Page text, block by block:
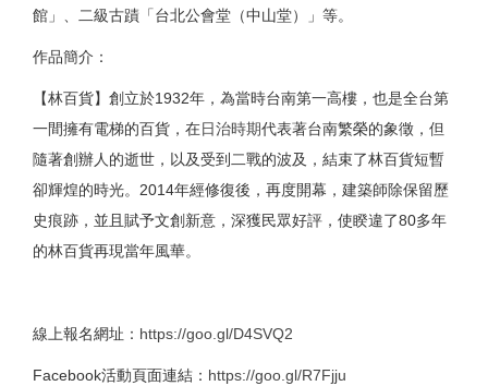
館」、二級古蹟「台北公會堂（中山堂）」等。
作品簡介：
【林百貨】創立於1932年，為當時台南第一高樓，也是全台第
一間擁有電梯的百貨，在日治時期代表著台南繁榮的象徵，但
隨著創辦人的逝世，以及受到二戰的波及，結束了林百貨短暫
卻輝煌的時光。2014年經修復後，再度開幕，建築師除保留歷
史痕跡，並且賦予文創新意，深獲民眾好評，使睽違了80多年
的林百貨再現當年風華。
線上報名網址： https://goo.gl/D4SVQ2
Facebook活動頁面連結： https://goo.gl/R7Fjju